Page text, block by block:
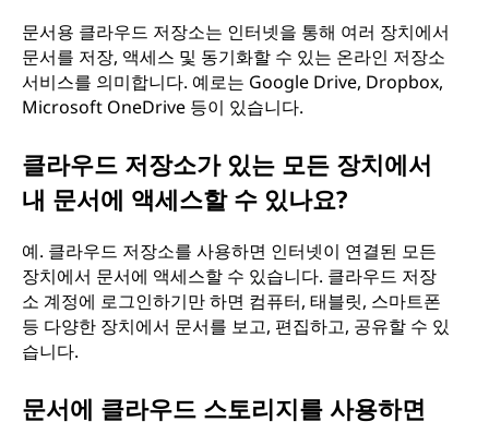
문서용 클라우드 저장소는 인터넷을 통해 여러 장치에서
문서를 저장, 액세스 및 동기화할 수 있는 온라인 저장소
서비스를 의미합니다. 예로는 Google Drive, Dropbox,
Microsoft OneDrive 등이 있습니다.
클라우드 저장소가 있는 모든 장치에서
내 문서에 액세스할 수 있나요?
예. 클라우드 저장소를 사용하면 인터넷이 연결된 모든
장치에서 문서에 액세스할 수 있습니다. 클라우드 저장
소 계정에 로그인하기만 하면 컴퓨터, 태블릿, 스마트폰
등 다양한 장치에서 문서를 보고, 편집하고, 공유할 수 있
습니다.
문서에 클라우드 스토리지를 사용하면